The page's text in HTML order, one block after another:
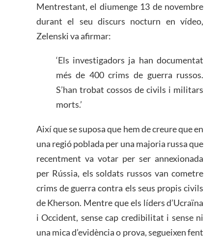
Mentrestant, el diumenge 13 de novembre
durant el seu discurs nocturn en vídeo,
Zelenski va afirmar:
‘Els investigadors ja han documentat
més de 400 crims de guerra russos.
S’han trobat cossos de civils i militars
morts.’
Així que se suposa que hem de creure que en
una regió poblada per una majoria russa que
recentment va votar per ser annexionada
per Rússia, els soldats russos van cometre
crims de guerra contra els seus propis civils
de Kherson. Mentre que els líders d’Ucraïna
i Occident, sense cap credibilitat i sense ni
una mica d’evidència o prova, segueixen fent